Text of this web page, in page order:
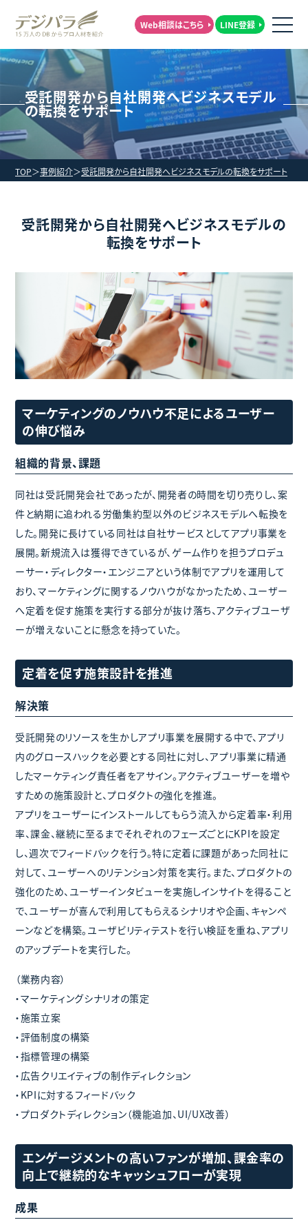
Web相談はこちら LINE登録
受託開発から自社開発へビジネスモデル
の転換をサポート
TOP 事例紹介 受託開発から自社開発へビジネスモデルの転換をサポート
受託開発から自社開発へビジネスモデルの
転換をサポート
マーケティングのノウハウ不足によるユーザー
の伸び悩み
組織的背景、課題
同社は受託開発会社であったが、開発者の時間を切り売りし、案
件と納期に追われる労働集約型以外のビジネスモデルへ転換を
した。開発に長けている同社は自社サービスとしてアプリ事業を
展開。新規流入は獲得できているが、ゲーム作りを担うプロデュ
ーサー・ディレクター・エンジニアという体制でアプリを運用して
おり、マーケティングに関するノウハウがなかったため、ユーザー
へ定着を促す施策を実行する部分が抜け落ち、アクティブユーザ
ーが増えないことに懸念を持っていた。
定着を促す施策設計を推進
解決策
受託開発のリソースを生かしアプリ事業を展開する中で、アプリ
内のグロースハックを必要とする同社に対し、アプリ事業に精通
したマーケティング責任者をアサイン。アクティブユーザーを増や
すための施策設計と、プロダクトの強化を推進。
アプリをユーザーにインストールしてもらう流入から定着率・利用
率、課金、継続に至るまでそれぞれのフェーズごとにKPIを設定
し、週次でフィードバックを行う。特に定着に課題があった同社に
対して、ユーザーへのリテンション対策を実行。また、プロダクトの
強化のため、ユーザーインタビューを実施しインサイトを得ること
で、ユーザーが喜んで利用してもらえるシナリオや企画、キャンペ
ーンなどを構築。ユーザビリティテストを行い検証を重ね、アプリ
のアップデートを実行した。
（業務内容）
・マーケティングシナリオの策定
・施策立案
・評価制度の構築
・指標管理の構築
・広告クリエイティブの制作ディレクション
・KPIに対するフィードバック
・プロダクトディレクション（機能追加、UI/UX改善）
エンゲージメントの高いファンが増加、課金率の
向上で継続的なキャッシュフローが実現
成果